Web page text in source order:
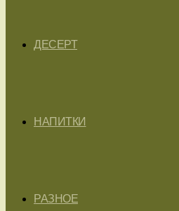
ДЕСЕРТ
НАПИТКИ
РАЗНОЕ